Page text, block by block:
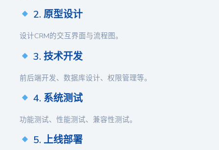
2. 原型设计
设计CRM的交互界面与流程图。
3. 技术开发
前后端开发、数据库设计、权限管理等。
4. 系统测试
功能测试、性能测试、兼容性测试。
5. 上线部署